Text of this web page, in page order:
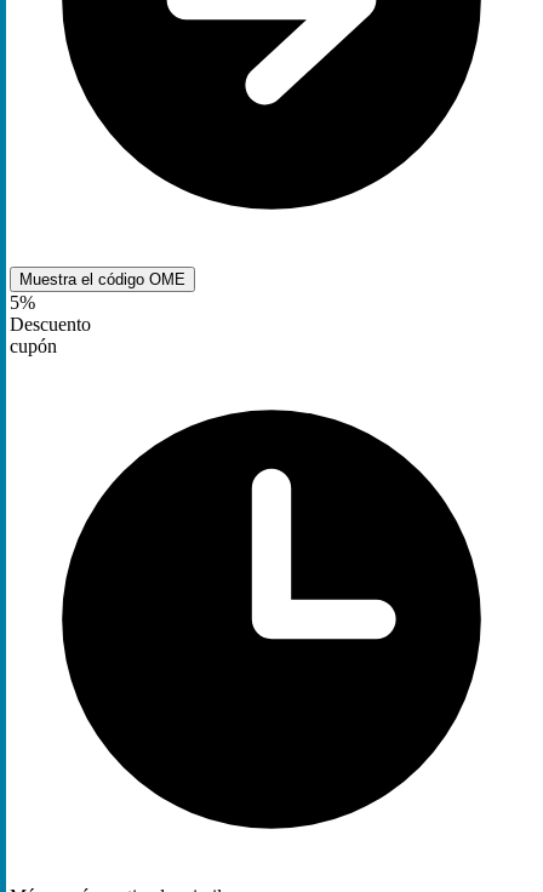
Muestra el código OME
5%
Descuento
cupón